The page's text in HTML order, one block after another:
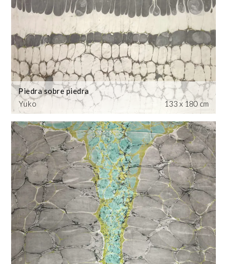
Yuko
Piedra sobre piedra
133 x 180 cm